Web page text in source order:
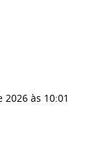
2026 às 10:01